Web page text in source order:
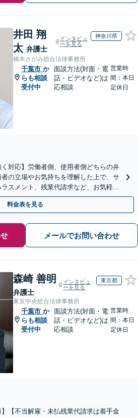
井田 翔
太 弁護士
インタビュ
ーを見る
神奈川県
橋本さがみ総合法律事務所
千葉市 か
らも相談
受付中
面談方法(対面・電
話・ビデオなど)は
応相談
営業時
間：本日
定休日
く対応】労働者側、使用者側どちらの弁
の立場やお気持ちを理解した上で、サ
スメント、残業代請求など、お気軽に
談可】
料金表を見る
メールでお問い合わせ
森崎 善明
弁護士
インタビュ
ーを見る
東京都
東京中央総合法律事務所
千葉市 か
らも相談
受付中
面談方法(対面・電
話・ビデオなど)は
応相談
営業時
間：本日
定休日
】【不当解雇・未払残業代請求は着手金